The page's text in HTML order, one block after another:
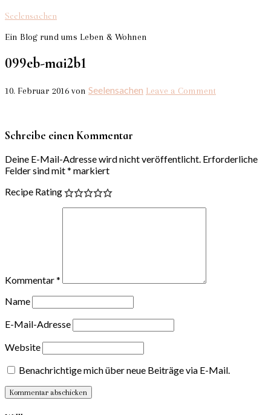
Seelensachen
Ein Blog rund ums Leben & Wohnen
099eb-mai2b1
10. Februar 2016 von Seelensachen Leave a Comment
Schreibe einen Kommentar
Deine E-Mail-Adresse wird nicht veröffentlicht. Erforderliche
Felder sind mit* markiert
Recipe Rating
Kommentar*
Name
E-Mail-Adresse
Website
Benachrichtige mich über neue Beiträge via E-Mail.